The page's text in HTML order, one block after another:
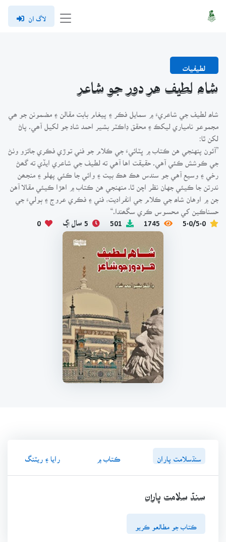
لاگ ان
لطيفيات
شاھ لطيف هر دور جو شاعر
شاھ لطيف جي شاعريءَ ۾ سمايل فڪر ۽ پيغام بابت مقالن ۽ مضمونن جو ھي
مجموعو نامياري ليکڪ ۽ محقق ڊاڪٽر بشير احمد شاد جو لکيل آھي. پاڻ
لکن ٿا:
”آئون پنهنجي هن ڪتاب ۾ ڀٽائيءَ جي ڪلام جو فني توڙي فڪري جائزو وٺڻ
جي ڪوشش ڪئي آهي. حقيقت اها آهي ته لطيف جي شاعري ايڏي ته گھڻ
رخي ۽ وسيع آهي جو سندس هڪ هڪ بيت ۽ وائي جا ڪئي پهلو ۽ منجھن
ندرتن جا ڪيئي جهان نظر اچن ٿا. منهنجي هن ڪتاب ۾ اهڙا ڪيئي مقالا آهن
جن ۾ اوهان شاھ جي ڪلام جي انفراديت، فني ۽ فڪري عروج ۽ ٻوليءَ جي
حسناڪين کي محسوس ڪري سگھندا.“
5.0/5.0
1745
501 5 سال اڳ 0
سنڌسلامت پاران ڪتاب ۾ رايا ۽ ريٽنگ
سنڌ سلامت پاران
ڪتاب جو مطالعو ڪريو